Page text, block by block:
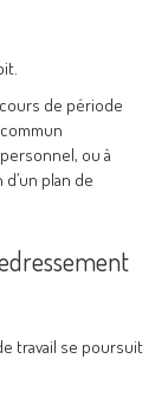
de période
ou à
plan de
travail se poursuit